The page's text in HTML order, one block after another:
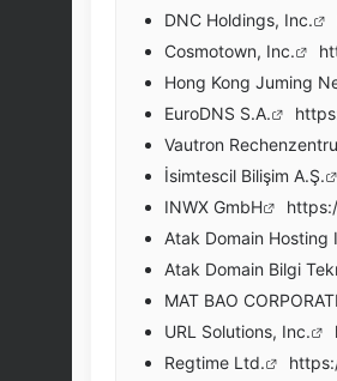
DNC Holdings, Inc.
Cosmotown, Inc.
Hong Kong Juming
EuroDNS S.A.
Vautron
İsimtescil Bilişim A.Ş.
INWX GmbH
Atak Domain Hosting
Atak Domain Bilgi
MAT BAO
URL Solutions, Inc.
Regtime Ltd.